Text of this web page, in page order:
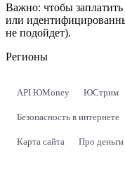
Важно: чтобы
или
не подойдет).
Регионы
API ЮMoney ЮСтрим
Безопасность в интернете
Карта сайта Про деньги